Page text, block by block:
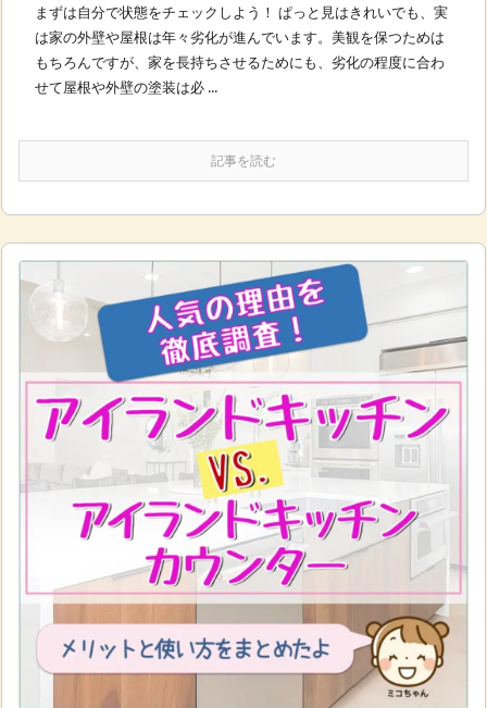
まずは自分で状態をチェックしよう！ ぱっと見はきれいでも、実
は家の外壁や屋根は年々劣化が進んでいます。美観を保つためは
もちろんですが、家を長持ちさせるためにも、劣化の程度に合わ
せて屋根や外壁の塗装は必 ...
記事を読む